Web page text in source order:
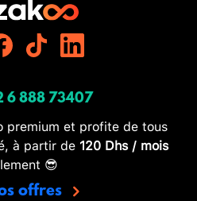
6 888 73407
premium et profite de tous
à partir de 120 Dhs / mois
😎
offres